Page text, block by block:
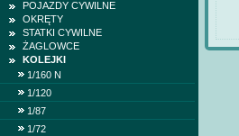
POJAZDY CYWILNE
OKRĘTY
STATKI CYWILNE
ŻAGLOWCE
KOLEJKI
1/160 N
1/120
1/87
1/72